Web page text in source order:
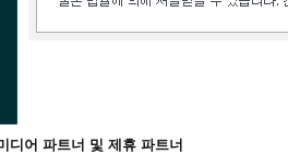
디어 파트너 및 제휴 파트너